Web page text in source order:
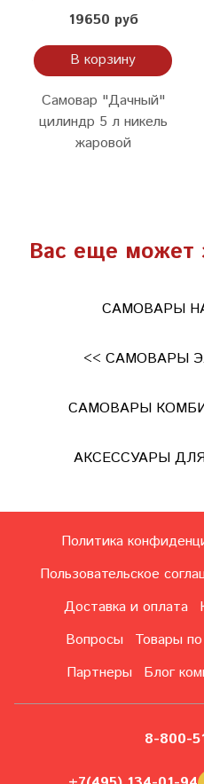
19650 руб
В корзину
Самовар "Дачный"
цилиндр 5 л никель
жаровой
Вас еще может
САМОВАРЫ
<< САМОВАРЫ
САМОВАРЫ
АКСЕССУАРЫ
Политика
Пользовательское
Доставка и оплата
Вопросы
Товары
Партнеры
Блог
8-800-